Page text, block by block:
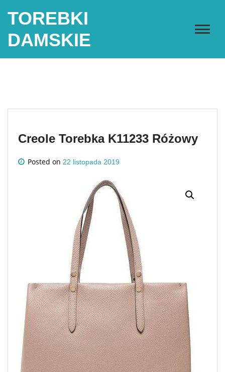
TOREBKI
DAMSKIE
Creole Torebka K11233 Różowy
Posted on 22 listopada 2019